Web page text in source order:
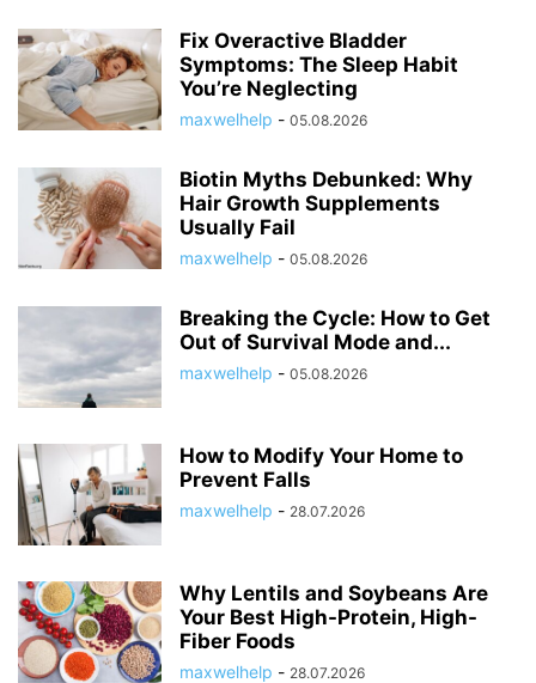
Fix Overactive Bladder
Symptoms: The Sleep Habit
You’re Neglecting
maxwelhelp - 05.08.2026
Biotin Myths Debunked: Why
Hair Growth Supplements
Usually Fail
maxwelhelp - 05.08.2026
Breaking the Cycle: How to Get
Out of Survival Mode and...
maxwelhelp - 05.08.2026
How to Modify Your Home to
Prevent Falls
maxwelhelp - 28.07.2026
Why Lentils and Soybeans Are
Your Best High-Protein, High-
Fiber Foods
maxwelhelp - 28.07.2026